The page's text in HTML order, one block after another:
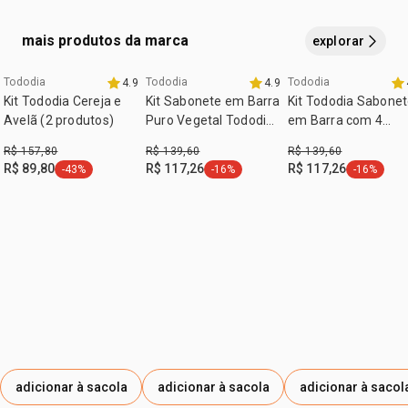
mais produtos da marca explorar
Tododia 4.9
Kit Tododia Cereja e
Avelã (2 produtos)
R$ 157,80
R$ 89,80 etiqueta -43%
-43%
adicionar à sacola
exclusivo aqui
Tododia 4.9
Kit Sabonete em Barra
Puro Vegetal Tododia
R$ 139,60
R$ 117,26 etiqueta -16%
-16%
adicionar à sacola
exclusivo aqui
Tododia
Kit Tododia
em Barra com 4
R$ 139,60
R$ 117,26 etiqueta -
-16%
adicionar à